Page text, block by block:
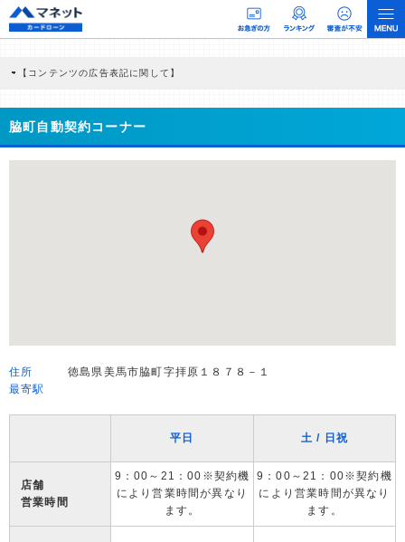
【コンテンツの広告表記に関して】
商品を根拠なくPRするものではなく、当編集部の調査／ユーザーへの口コミ収集な
どに基づき、公平性を担保した情報提供を行っています。
>提携企業一覧
脇町自動契約コーナー
住所
徳島県美馬市脇町字拝原１８７８－１
最寄駅
平日 土 / 日祝
店舗
営業時間
9：00～21：00※契約機
により営業時間が異なり
ます。
9：00～21：00※契約機
により営業時間が異なり
ます。